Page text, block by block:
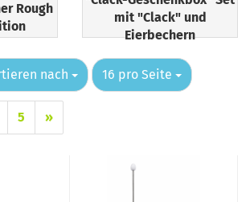
Rough
mit "Clack" und
Eierbechern
nach
nach 16 pro Seite
pro Seite
5 »